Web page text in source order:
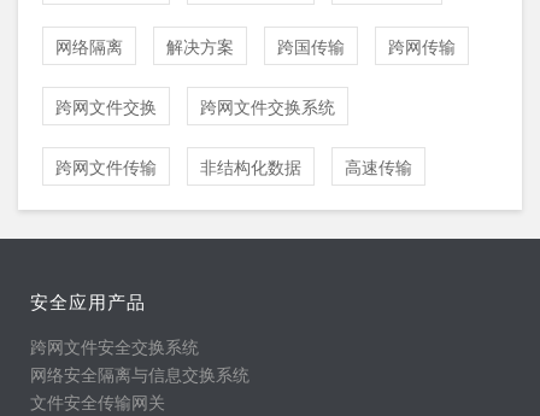
网络隔离 解决方案 跨国传输 跨网传输
跨网文件交换 跨网文件交换系统
跨网文件传输 非结构化数据 高速传输
安全应用产品
跨网文件安全交换系统
网络安全隔离与信息交换系统
文件安全传输网关